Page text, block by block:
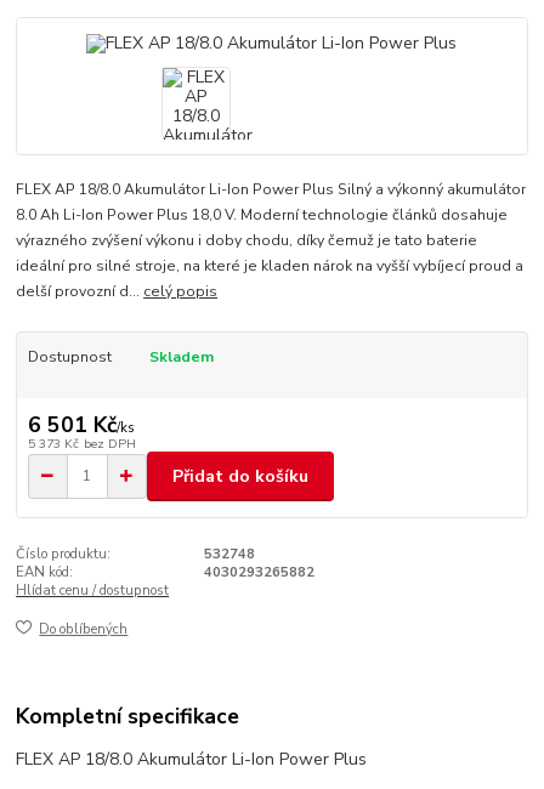
FLEX AP 18/8.0 Akumulátor Li-Ion Power Plus Silný a výkonný akumulátor
8.0 Ah Li-Ion Power Plus 18,0 V. Moderní technologie článků dosahuje
výrazného zvýšení výkonu i doby chodu, díky čemuž je tato baterie
ideální pro silné stroje, na které je kladen nárok na vyšší vybíjecí proud a
delší provozní d... celý popis
Dostupnost Skladem
6 501 Kč/ks
5 373 Kč bez DPH
Přidat do košíku
Číslo produktu:
532748
EAN kód:
4030293265882
Hlídat cenu / dostupnost
Do oblíbených
Kompletní specifikace
FLEX AP 18/8.0 Akumulátor Li-Ion Power Plus